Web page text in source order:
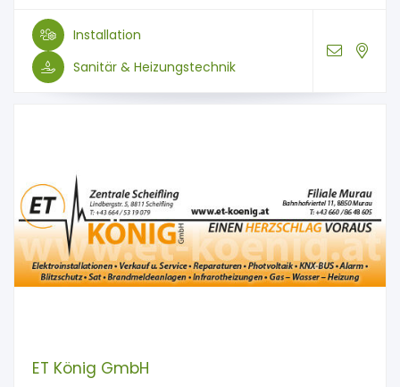
Installation
Sanitär & Heizungstechnik
ET König GmbH